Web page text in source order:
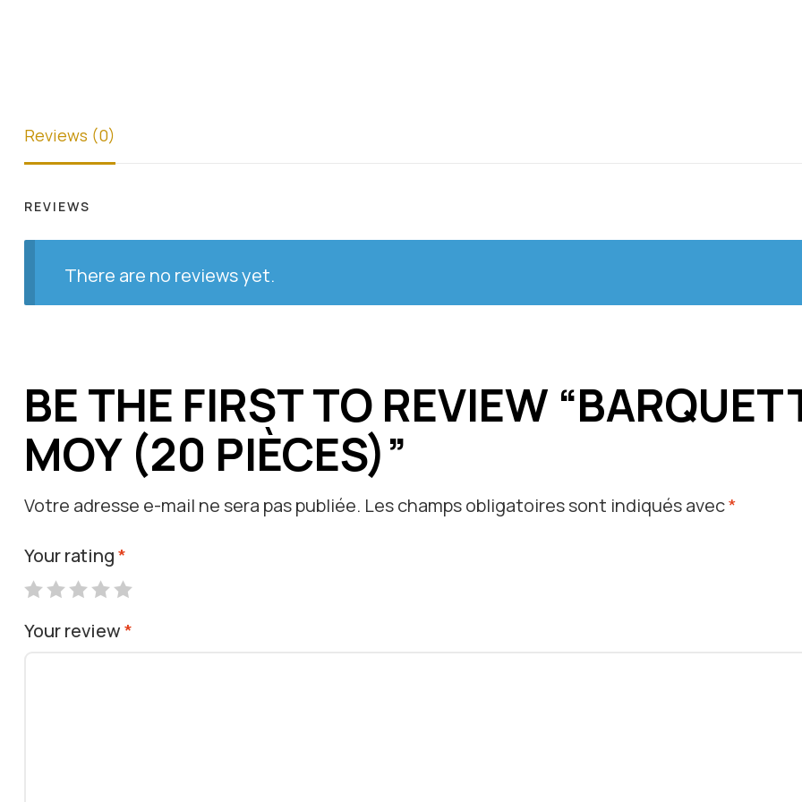
Reviews (0)
REVIEWS
There are no reviews yet.
BE THE FIRST TO REVIEW
MOY (20 PIÈCES)”
Votre adresse e-mail ne sera pas publiée. Les champs obligatoires sont indiqués avec*
Your rating*
Your review*